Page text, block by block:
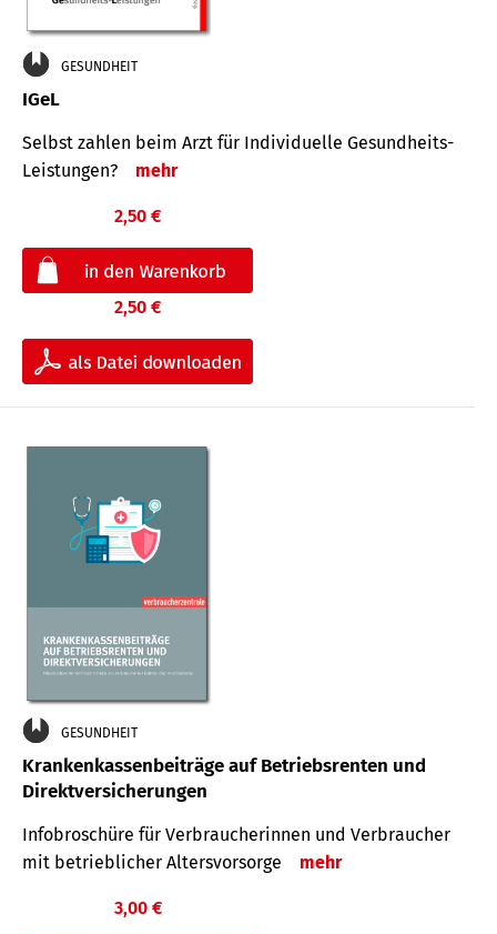
GESUNDHEIT
IGeL
Selbst zahlen beim Arzt für Indi­vidu­elle Gesund­heits-
Leis­tungen?
mehr
2,50 €
2,50 €
GESUNDHEIT
Krankenkassenbeiträge auf Betriebsrenten und
Direktversicherungen
Infobroschüre für Verbraucherinnen und Verbraucher
mit betrieblicher Altersvorsorge
mehr
3,00 €